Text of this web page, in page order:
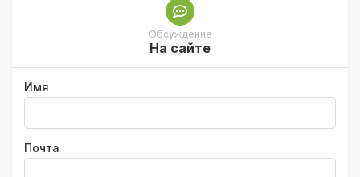
Обсуждение
На сайте
Имя
Почта